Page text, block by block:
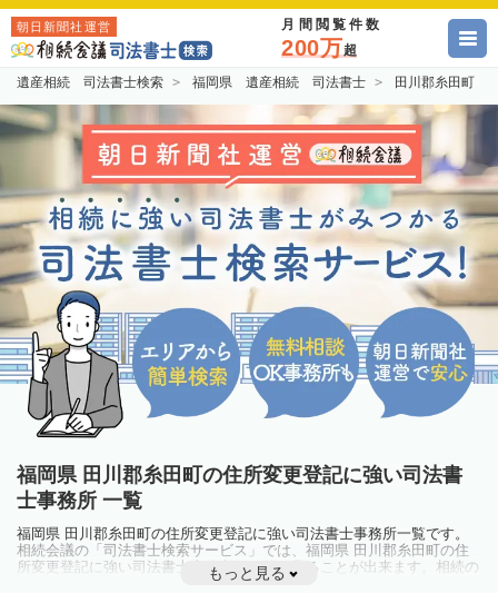
朝日新聞社運営 月間閲覧件数
200万超
遺産相続 司法書士検索 福岡県 遺産相続 司法書士 田川郡糸田町
福岡県 田川郡糸田町の住所変更登記に強い司法書
士事務所 一覧
福岡県 田川郡糸田町の住所変更登記に強い司法書士事務所一覧です。
相続会議の「司法書士検索サービス」では、福岡県 田川郡糸田町の住
所変更登記に強い司法書士事務所を一覧で見ることが出来ます。相続の
トラブルやお悩みを抱えている方は一度近隣の司法書士に相談してみま
もっと見る